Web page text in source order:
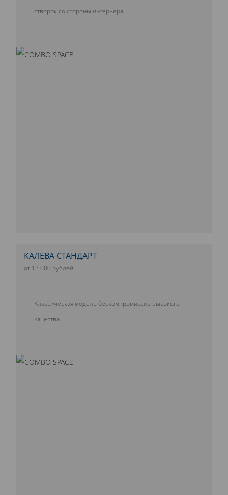
створок со стороны интерьера.
КАЛЕВА СТАНДАРТ
от 13 000 рублей
Классическая модель бескомпромиссно высокого
качества.